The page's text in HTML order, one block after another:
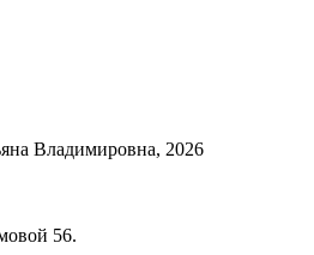
Владимировна, 2026
56.